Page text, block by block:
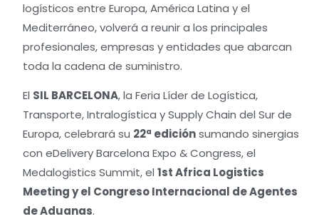
logísticos entre Europa, América Latina y el
Mediterráneo, volverá a reunir a los principales
profesionales, empresas y entidades que abarcan
toda la cadena de suministro.
El SIL BARCELONA, la Feria Líder de Logística,
Transporte, Intralogística y Supply Chain del Sur de
Europa, celebrará su 22ª ediciónsumando sinergias
con eDelivery Barcelona Expo & Congress, el
Medalogistics Summit, el1st Africa Logistics
Meeting y el Congreso Internacional de Agentes
de Aduanas.